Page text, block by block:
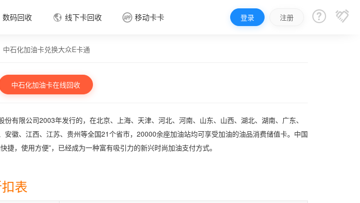
数码回收  线下卡回收  移动卡卡 登录 注册  
中石化加油卡兑换大众E卡通
中石化加油卡在线回收
份有限公司2003年发行的，在北京、上海、天津、河北、河南、山东、山西、湖北、湖南、广东、
安徽、江西、江苏、贵州等全国21个省市，20000余座加油站均可享受加油的油品消费储值卡。中国
捷，使用方便”，已经成为一种富有吸引力的新兴时尚加油支付方式。
表